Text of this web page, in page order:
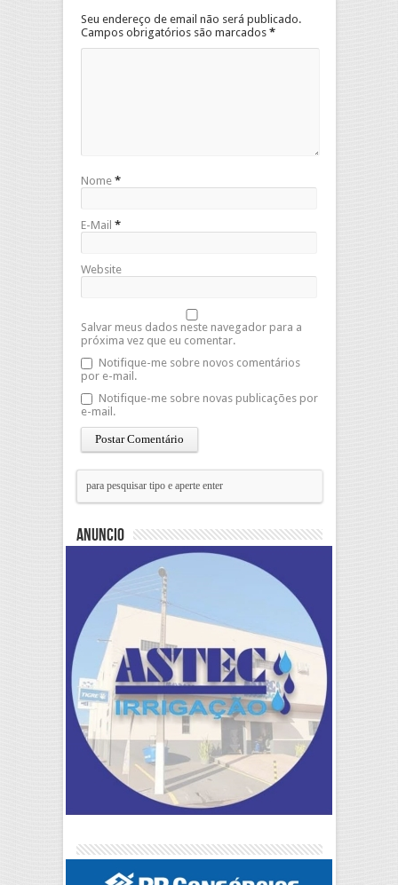
Seu endereço de email não será publicado.
Campos obrigatórios são marcados *
Nome *
E-Mail *
Website
Salvar meus dados neste navegador para a
próxima vez que eu comentar.
Notifique-me sobre novos comentários
por e-mail.
Notifique-me sobre novas publicações por
e-mail.
Anuncio